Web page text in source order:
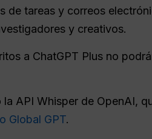
tareas y correos
y creativos.
a ChatGPT Plus no
API Whisper de OpenAI,
Global GPT.